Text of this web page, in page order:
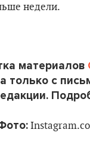
недели.
материалов
только с